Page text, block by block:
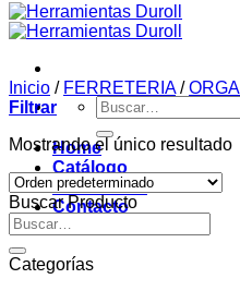
Buscar
por:
Home
Catálogo
Novedades
Contacto
Inicio / FERRETERIA /
Filtrar
Mostrando el único resultado
Buscar Producto
Buscar
por:
Categorías